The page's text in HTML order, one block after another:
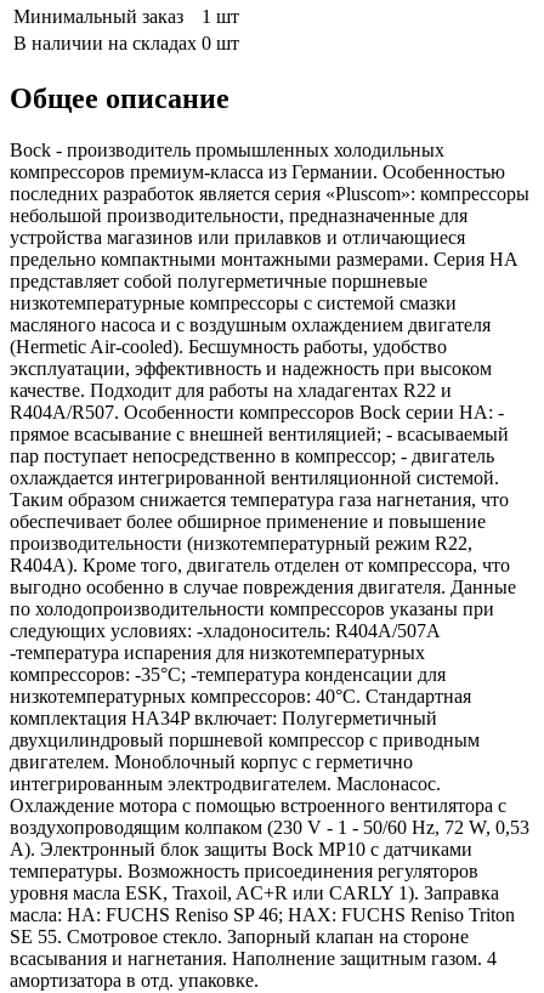
Минимальный заказ
1 шт
В наличии на складах 0 шт
Общее описание
Bock - производитель промышленных холодильных
компрессоров премиум-класса из Германии. Особенностью
последних разработок является серия «Pluscom»: компрессоры
небольшой производительности, предназначенные для
устройства магазинов или прилавков и отличающиеся
предельно компактными монтажными размерами. Серия HA
представляет собой полугерметичные поршневые
низкотемпературные компрессоры с системой смазки
масляного насоса и с воздушным охлаждением двигателя
(Hermetic Air-cooled). Бесшумность работы, удобство
эксплуатации, эффективность и надежность при высоком
качестве. Подходит для работы на хладагентах R22 и
R404A/R507. Особенности компрессоров Bock серии НА: -
прямое всасывание с внешней вентиляцией; - всасываемый
пар поступает непосредственно в компрессор; - двигатель
охлаждается интегрированной вентиляционной системой.
Таким образом снижается температура газа нагнетания, что
обеспечивает более обширное применение и повышение
производительности (низкотемпературный режим R22,
R404A). Кроме того, двигатель отделен от компрессора, что
выгодно особенно в случае повреждения двигателя. Данные
по холодопроизводительности компрессоров указаны при
следующих условиях: -хладоноситель: R404A/507A
-температура испарения для низкотемпературных
компрессоров: -35°C; -температура конденсации для
низкотемпературных компрессоров: 40°C. Стандартная
комплектация HA34P включает: Полугерметичный
двухцилиндровый поршневой компрессор с приводным
двигателем. Моноблочный корпус с герметично
интегрированным электродвигателем. Маслонасос.
Охлаждение мотора с помощью встроенного вентилятора с
воздухопроводящим колпаком (230 V - 1 - 50/60 Hz, 72 W, 0,53
A). Электронный блок защиты Bock MP10 с датчиками
температуры. Возможность присоединения регуляторов
уровня масла ESK, Traxoil, AC+R или CARLY 1). Заправка
масла: HA: FUCHS Reniso SP 46; HAX: FUCHS Reniso Triton
SE 55. Смотровое стекло. Запорный клапан на стороне
всасывания и нагнетания. Наполнение защитным газом. 4
амортизатора в отд. упаковке.